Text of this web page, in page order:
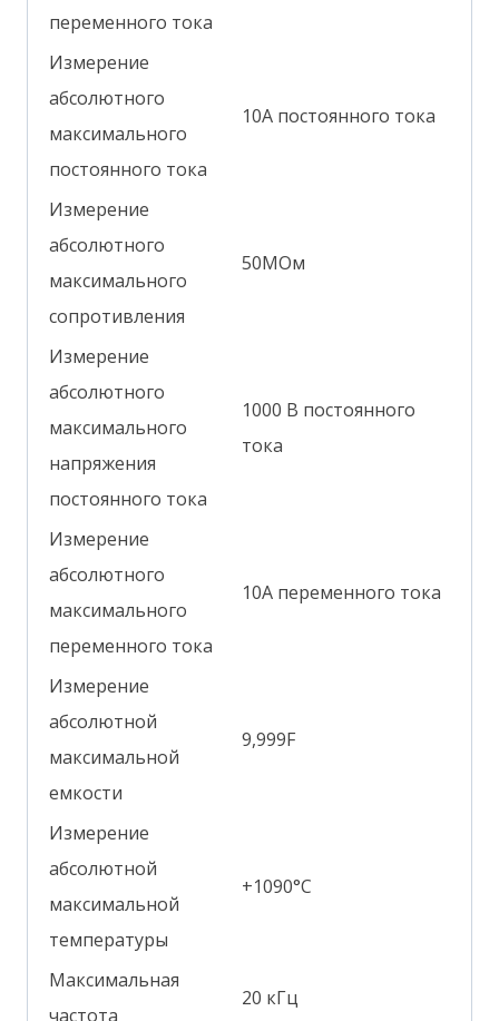
переменного тока
Измерение
абсолютного
максимального
постоянного тока
10А постоянного тока
Измерение
абсолютного
максимального
сопротивления
50МОм
Измерение
абсолютного
максимального
напряжения
постоянного тока
1000 В постоянного
тока
Измерение
абсолютного
максимального
переменного тока
10А переменного тока
Измерение
абсолютной
максимальной
емкости
9,999F
Измерение
абсолютной
максимальной
температуры
+1090°С
Максимальная
частота
20 кГц